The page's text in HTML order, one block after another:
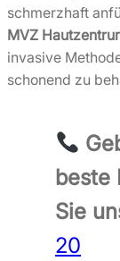
schmerzhaft
MVZ
invasive
schonend zu
beste
Sie
20